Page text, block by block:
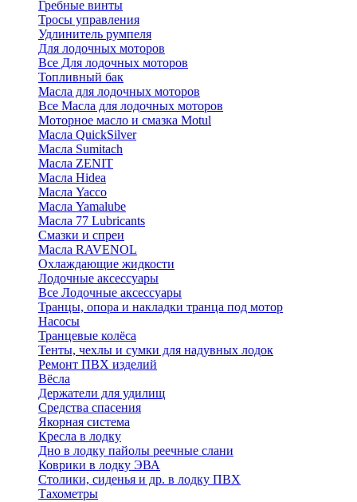
Гребные винты
Тросы управления
Удлинитель румпеля
Для лодочных моторов
Все Для лодочных моторов
Топливный бак
Масла для лодочных моторов
Все Масла для лодочных моторов
Моторное масло и смазка Motul
Масла QuickSilver
Масла Sumitach
Масла ZENIT
Масла Hidea
Масла Yacco
Масла Yamalube
Масла 77 Lubricants
Смазки и спреи
Масла RAVENOL
Охлаждающие жидкости
Лодочные аксессуары
Все Лодочные аксессуары
Транцы, опора и накладки транца под мотор
Насосы
Транцевые колёса
Тенты, чехлы и сумки для надувных лодок
Ремонт ПВХ изделий
Вёсла
Держатели для удилищ
Средства спасения
Якорная система
Кресла в лодку
Дно в лодку пайолы реечные слани
Коврики в лодку ЭВА
Столики, сиденья и др. в лодку ПВХ
Тахометры